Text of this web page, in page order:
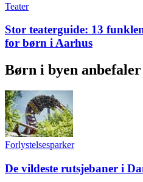
Teater
Stor teaterguide: 13
for børn i Aarhus
Børn i byen anbefaler
Forlystelsesparker
De vildeste rutsjebaner i